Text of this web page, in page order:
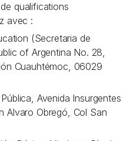
qualifications
avec :
(Secretaria de
of Argentina No. 28,
Cuauhtémoc, 06029
Avenida Insurgentes
Alvaro Obregó, Col San